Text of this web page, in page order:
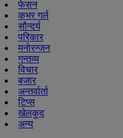
फेसन
कभर गर्ल
सौन्दर्य
परिकार
मनोरन्जन
गन्तव्य
विचार
बजार
अन्तर्वार्ता
टिप्स
खेलकुद
अन्य